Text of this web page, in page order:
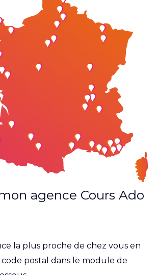
agence Cours Ado
la plus proche de chez vous en
code postal dans le module de